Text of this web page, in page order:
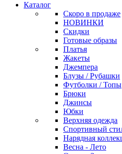
Каталог
Скоро в продаже
НОВИНКИ
Скидки
Готовые образы
Платья
Жакеты
Джемпера
Блузы / Рубашки
Футболки / Топы
Брюки
Джинсы
Юбки
Верхняя одежда
Спортивный
Нарядная
Весна - Лето